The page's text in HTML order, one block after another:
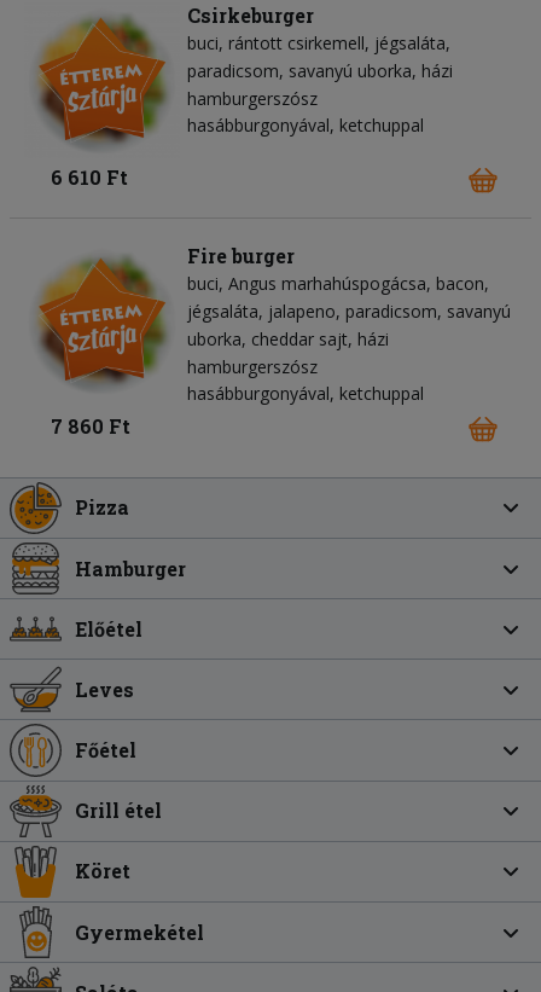
Csirkeburger
buci rántott csirkemell jégsaláta
paradicsom savanyú uborka házi
hamburgerszósz
hasábburgonyával, ketchuppal
6 610 Ft
Fire burger
buci Angus marhahúspogácsa bacon
jégsaláta jalapeno paradicsom savanyú
uborka cheddar sajt házi
hamburgerszósz
hasábburgonyával, ketchuppal
7 860 Ft
Pizza
Hamburger
Előétel
Leves
Főétel
Grill étel
Köret
Gyermekétel